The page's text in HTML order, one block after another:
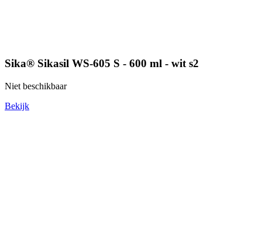
Sika® Sikasil WS-605 S - 600 ml - wit s2
Niet beschikbaar
Bekijk